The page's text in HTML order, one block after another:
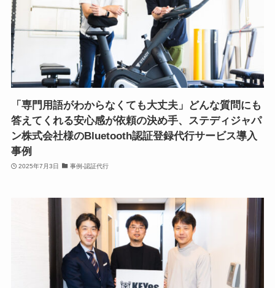
「専門用語がわからなくても大丈夫」どんな質問にも
答えてくれる安心感が依頼の決め手、ステディジャパ
ン株式会社様のBluetooth認証登録代行サービス導入
事例
2025年7月3日 事例-認証代行